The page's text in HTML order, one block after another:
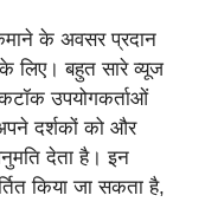
के अवसर प्रदान
लिए। बहुत सारे व्यूज
उपयोगकर्ताओं
दर्शकों को और
देता है। इन
किया जा सकता है,